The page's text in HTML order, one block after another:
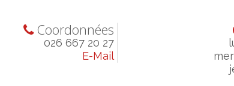
Coordonnées
026 667 20 27
E-Mail